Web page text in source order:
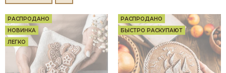
РАСПРОДАНО
НОВИНКА
ЛЕГКО
РАСПРОДАНО
БЫСТРО РАСКУПАЮТ